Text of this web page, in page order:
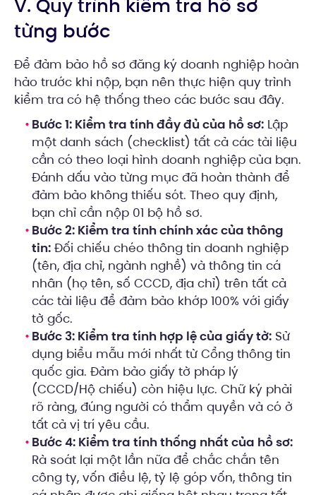
V. Quy trình kiểm tra hồ sơ
từng bước
Để đảm bảo hồ sơ đăng ký doanh nghiệp hoàn
hảo trước khi nộp, bạn nên thực hiện quy trình
kiểm tra có hệ thống theo các bước sau đây.
Bước 1: Kiểm tra tính đầy đủ của hồ sơ: Lập
một danh sách (checklist) tất cả các tài liệu
cần có theo loại hình doanh nghiệp của bạn.
Đánh dấu vào từng mục đã hoàn thành để
đảm bảo không thiếu sót. Theo quy định,
bạn chỉ cần nộp 01 bộ hồ sơ.
Bước 2: Kiểm tra tính chính xác của thông
tin: Đối chiếu chéo thông tin doanh nghiệp
(tên, địa chỉ, ngành nghề) và thông tin cá
nhân (họ tên, số CCCD, địa chỉ) trên tất cả
các tài liệu để đảm bảo khớp 100% với giấy
tờ gốc.
Bước 3: Kiểm tra tính hợp lệ của giấy tờ: Sử
dụng biểu mẫu mới nhất từ Cổng thông tin
quốc gia. Đảm bảo giấy tờ pháp lý
(CCCD/Hộ chiếu) còn hiệu lực. Chữ ký phải
rõ ràng, đúng người có thẩm quyền và có ở
tất cả vị trí yêu cầu.
Bước 4: Kiểm tra tính thống nhất của hồ sơ:
Rà soát lại một lần nữa để chắc chắn tên
công ty, vốn điều lệ, tỷ lệ góp vốn, thông tin